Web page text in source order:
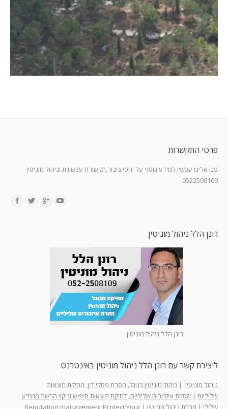
פרטי התקשרות
פנו אלינו עכשיו למידע נוסף על יחסי ציבור,תקשורת עכשווית וניהול מוניטין
0522508109
רונן הלל ניהול מוניטין
רונן הלל ניהול מוניטין
ליצירת קשר עם רונן הלל ניהול מוניטין באינטרנט
ניהול מוניטין | ניהול מוניטין בגוגל, הסרת פסקי דין, מחיקת תוצאות
שליליות | הסרת איזכורים שליליים, דחיקת תוצאות חיפוש וניקוי הרשת ממידע
שלילי | חברת ניהול מוניטין |
Reputation management Protect Your